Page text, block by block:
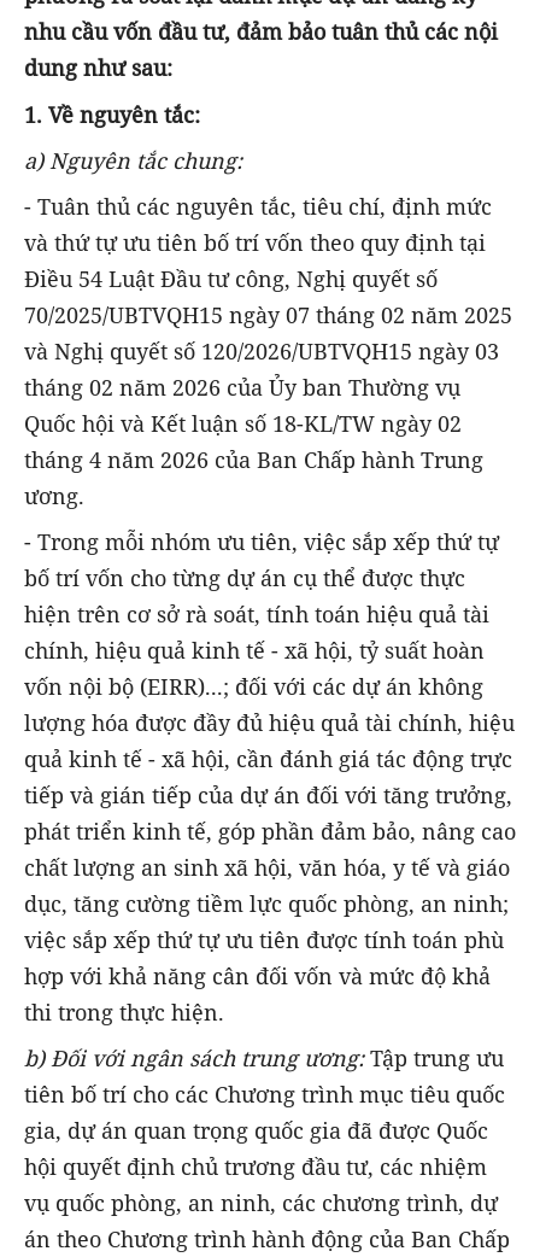
nhu cầu vốn đầu tư, đảm bảo tuân thủ các nội
dung như sau:
1. Về nguyên tắc:
a) Nguyên tắc chung:
- Tuân thủ các nguyên tắc, tiêu chí, định mức
và thứ tự ưu tiên bố trí vốn theo quy định tại
Điều 54 Luật Đầu tư công, Nghị quyết số
70/2025/UBTVQH15 ngày 07 tháng 02 năm 2025
và Nghị quyết số 120/2026/UBTVQH15 ngày 03
tháng 02 năm 2026 của Ủy ban Thường vụ
Quốc hội và Kết luận số 18-KL/TW ngày 02
tháng 4 năm 2026 của Ban Chấp hành Trung
ương.
- Trong mỗi nhóm ưu tiên, việc sắp xếp thứ tự
bố trí vốn cho từng dự án cụ thể được thực
hiện trên cơ sở rà soát, tính toán hiệu quả tài
chính, hiệu quả kinh tế - xã hội, tỷ suất hoàn
vốn nội bộ (EIRR)...; đối với các dự án không
lượng hóa được đầy đủ hiệu quả tài chính, hiệu
quả kinh tế - xã hội, cần đánh giá tác động trực
tiếp và gián tiếp của dự án đối với tăng trưởng,
phát triển kinh tế, góp phần đảm bảo, nâng cao
chất lượng an sinh xã hội, văn hóa, y tế và giáo
dục, tăng cường tiềm lực quốc phòng, an ninh;
việc sắp xếp thứ tự ưu tiên được tính toán phù
hợp với khả năng cân đối vốn và mức độ khả
thi trong thực hiện.
b) Đối với ngân sách trung ương: Tập trung ưu
tiên bố trí cho các Chương trình mục tiêu quốc
gia, dự án quan trọng quốc gia đã được Quốc
hội quyết định chủ trương đầu tư, các nhiệm
vụ quốc phòng, an ninh, các chương trình, dự
án theo Chương trình hành động của Ban Chấp